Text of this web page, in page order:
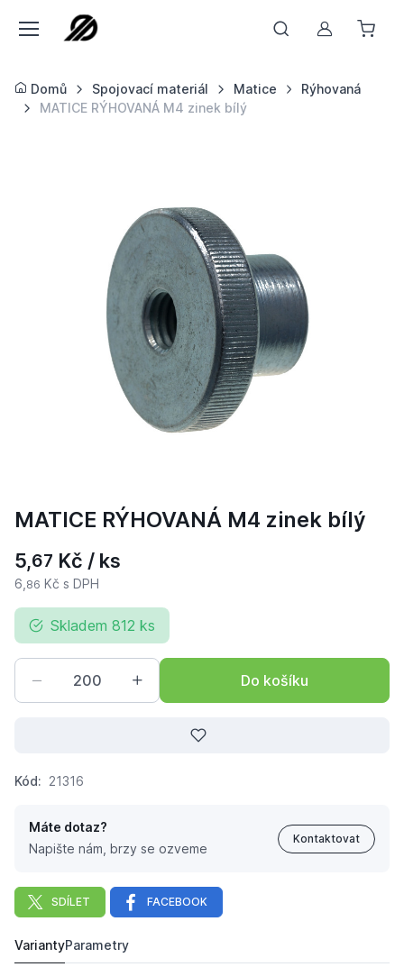
Můj účet
Domů Spojovací materiál Matice
Rýhovaná
MATICE RÝHOVANÁ M4 zinek bílý
MATICE RÝHOVANÁ M4 zinek bílý
5,67 Kč / ks
6, 86 Kč s DPH
Skladem 812 ks
Do košíku
Kód: 21316
Máte dotaz?
Napište nám, brzy se ozveme
Kontaktovat
SDÍLET FACEBOOK
MATICE RÝHOVANÁ M4 zinek bílý
5, Kč
VariantyParametry